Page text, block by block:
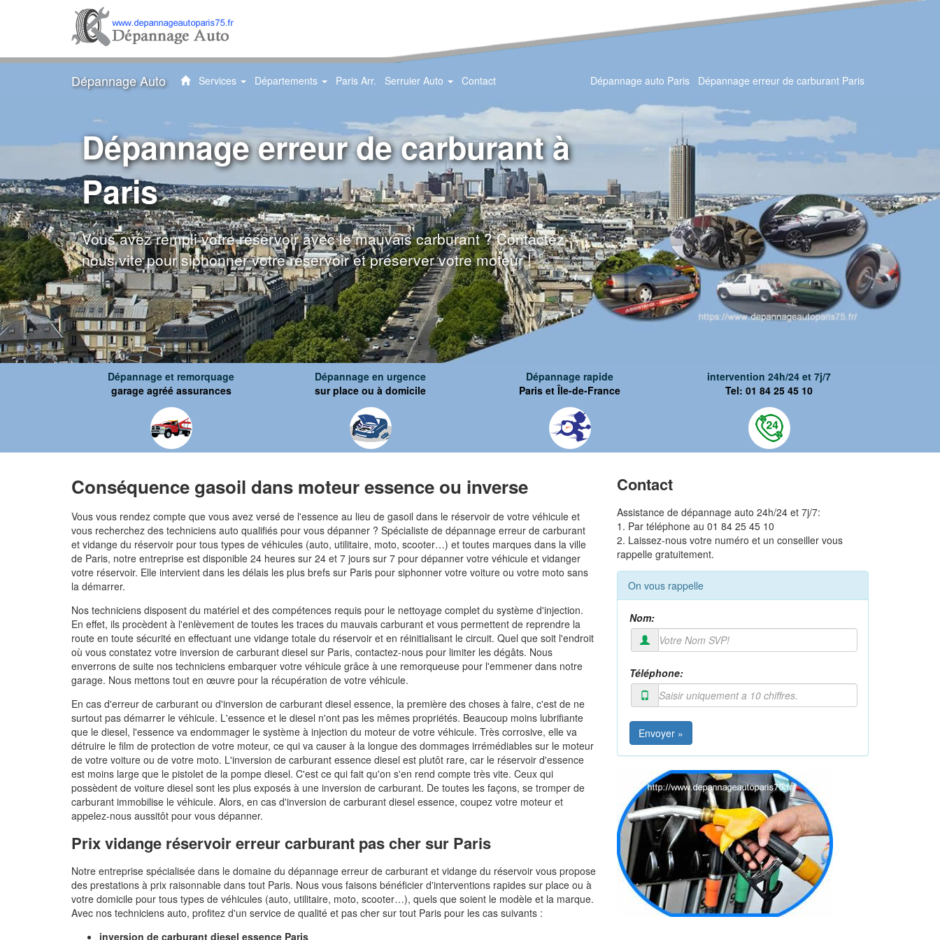
Dépannage Auto Services
Dropdown-
Départements Paris Arr. Serruier Auto Contact Dépannage auto Paris Dépannage erreur de carburant Paris
Dépannage erreur de carburant à
Paris
Vous avez rempli votre réservoir avec le mauvais carburant ? Contactez-
nous vite pour siphonner votre réservoir et préserver votre moteur !
Dépannage et remorquage
garage agréé assurances
Dépannage en urgence
sur place ou à domicile
Dépannage rapide
Paris et Île-de-France
intervention 24h/24 et 7j/7
Tel: 01 84 25 45 10
Conséquence gasoil dans moteur essence ou inverse
Vous vous rendez compte que vous avez versé de l'essence au lieu de gasoil dans le réservoir de votre véhicule et
vous recherchez des techniciens auto qualifiés pour vous dépanner ? Spécialiste de dépannage erreur de carburant
et vidange du réservoir pour tous types de véhicules (auto, utilitaire, moto, scooter…) et toutes marques dans la ville
de Paris, notre entreprise est disponible 24 heures sur 24 et 7 jours sur 7 pour dépanner votre véhicule et vidanger
votre réservoir. Elle intervient dans les délais les plus brefs sur Paris pour siphonner votre voiture ou votre moto sans
la démarrer.
Nos techniciens disposent du matériel et des compétences requis pour le nettoyage complet du système d'injection.
En effet, ils procèdent à l'enlèvement de toutes les traces du mauvais carburant et vous permettent de reprendre la
route en toute sécurité en effectuant une vidange totale du réservoir et en réinitialisant le circuit. Quel que soit l'endroit
où vous constatez votre inversion de carburant diesel sur Paris, contactez-nous pour limiter les dégâts. Nous
enverrons de suite nos techniciens embarquer votre véhicule grâce à une remorqueuse pour l'emmener dans notre
garage. Nous mettons tout en œuvre pour la récupération de votre véhicule.
En cas d'erreur de carburant ou d'inversion de carburant diesel essence, la première des choses à faire, c'est de ne
surtout pas démarrer le véhicule. L'essence et le diesel n'ont pas les mêmes propriétés. Beaucoup moins lubrifiante
que le diesel, l'essence va endommager le système à injection du moteur de votre véhicule. Très corrosive, elle va
détruire le film de protection de votre moteur, ce qui va causer à la longue des dommages irrémédiables sur le moteur
de votre voiture ou de votre moto. L'inversion de carburant essence diesel est plutôt rare, car le réservoir d'essence
est moins large que le pistolet de la pompe diesel. C'est ce qui fait qu'on s'en rend compte très vite. Ceux qui
possèdent de voiture diesel sont les plus exposés à une inversion de carburant. De toutes les façons, se tromper de
carburant immobilise le véhicule. Alors, en cas d'inversion de carburant diesel essence, coupez votre moteur et
appelez-nous aussitôt pour vous dépanner.
Prix vidange réservoir erreur carburant pas cher sur Paris
Notre entreprise spécialisée dans le domaine du dépannage erreur de carburant et vidange du réservoir vous propose
des prestations à prix raisonnable dans tout Paris. Nous vous faisons bénéficier d'interventions rapides sur place ou à
votre domicile pour tous types de véhicules (auto, utilitaire, moto, scooter…), quels que soient le modèle et la marque.
Avec nos techniciens auto, profitez d'un service de qualité et pas cher sur tout Paris pour les cas suivants :
inversion de carburant diesel essence Paris
Contact
Assistance de dépannage auto 24h/24 et 7j/7:
1. Par téléphone au 01 84 25 45 10
2. Laissez-nous votre numéro et un conseiller vous
rappelle gratuitement.
On vous rappelle
Nom:
Téléphone:
Envoyer »